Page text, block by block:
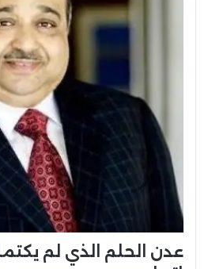
عدن الحلم الذي لم